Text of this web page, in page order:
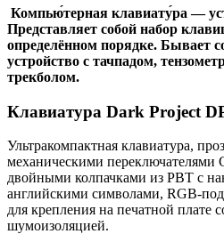
Компью́терная клавиату́ра —
Представляет собой набор
определённом порядке. Бывает
устройство с тачпадом,
трекболом.
Клавиатура Dark Project
Ультракомпактная клавиатура,
механическими переключателями
двойными колпачками из PBT с
английскими символами, RGB-
для крепления на печатной плате
шумоизоляцией.